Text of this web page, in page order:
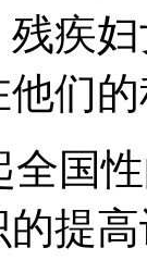
疾
们
全国
提